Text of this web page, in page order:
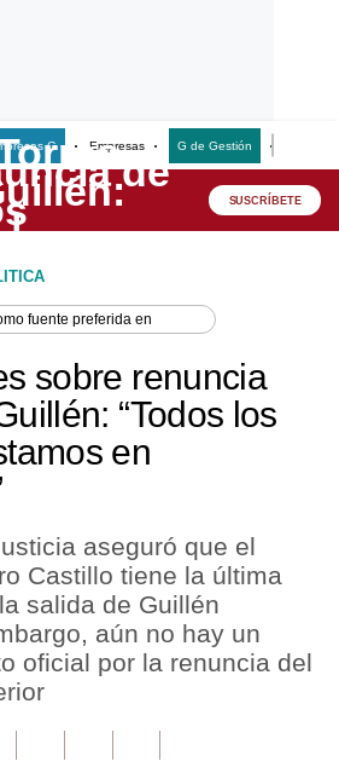
G Empresas G de Gestión
SUSCRÍBETE
fuente preferida en
sobre renuncia
“Todos los
en
aseguró que el
Castillo tiene la última
salida de Guillén
aún no hay un
oficial por la renuncia del